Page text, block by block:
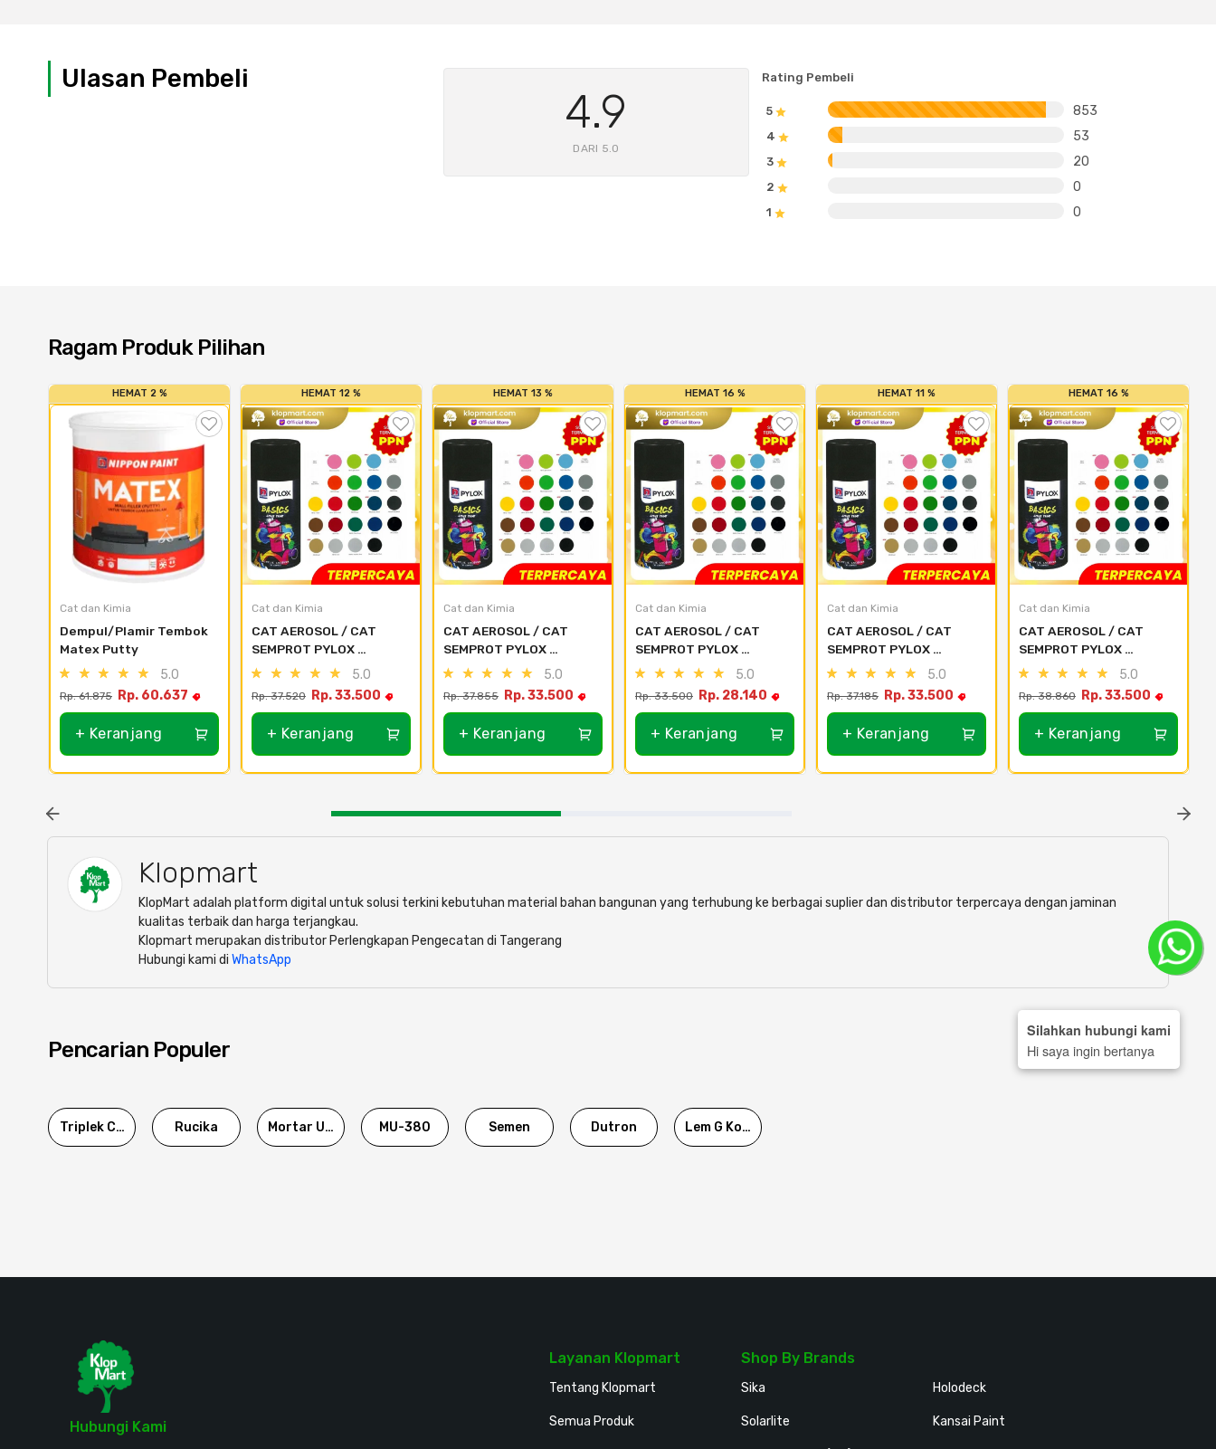
Ulasan Pembeli
4.9
DARI 5.0
Rating Pembeli
5 853
4 53
3 20
2 0
1 0
Ragam Produk Pilihan
HEMAT 2 %
Cat dan Kimia
Dempul/Plamir Tembok
Matex Putty
5.0
Rp. 61.875 Rp. 60.637
+ Keranjang
HEMAT 12 %
Cat dan Kimia
CAT AEROSOL / CAT
SEMPROT PYLOX
NIPPON PAINT - SEMUA
Baby Blue
5.0
Rp. 37.520 Rp. 33.500
+ Keranjang
HEMAT 13 %
Cat dan Kimia
CAT AEROSOL / CAT
SEMPROT PYLOX
NIPPON PAINT - SEMUA
white mat
5.0
Rp. 37.855 Rp. 33.500
+ Keranjang
HEMAT 16 %
Cat dan Kimia
CAT AEROSOL / CAT
SEMPROT PYLOX
NIPPON PAINT - SEMUA
Blue
5.0
Rp. 33.500 Rp. 28.140
+ Keranjang
HEMAT 11 %
Cat dan Kimia
CAT AEROSOL / CAT
SEMPROT PYLOX
NIPPON PAINT - SEMUA
Special Red
5.0
Rp. 37.185 Rp. 33.500
+ Keranjang
HEMAT 16 %
Cat dan Kimia
CAT AEROSOL / CAT
SEMPROT PYLOX
NIPPON PAINT - SEMUA
Clear
5.0
Rp. 38.860 Rp. 33.500
+ Keranjang
Klopmart
KlopMart adalah platform digital untuk solusi terkini kebutuhan material bahan bangunan yang terhubung ke berbagai suplier dan distributor terpercaya dengan jaminan
kualitas terbaik dan harga terjangkau.
Klopmart merupakan distributor Perlengkapan Pengecatan di Tangerang
Hubungi kami di WhatsApp
Pencarian Populer
Triplek Cor Rucika Mortar Utama MU-380 Semen Dutron Lem G Korea
Hubungi Kami
Layanan Klopmart
Tentang Klopmart
Semua Produk
Shop By Brands
Sika
Solarlite
Holodeck
Kansai Paint
Silahkan hubungi kami
Hi saya ingin bertanya